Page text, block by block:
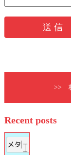
>>
Recent posts